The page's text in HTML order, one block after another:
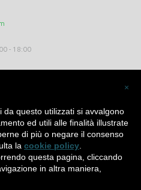
- 18:00
riservati. -Privacy Policy-Cookie Policy
bySìServices
×
questo utilizzati si avvalgono
ed utili alle finalità illustrate
di più o negare il consenso
la cookie policy
questa pagina, cliccando
in altra maniera,